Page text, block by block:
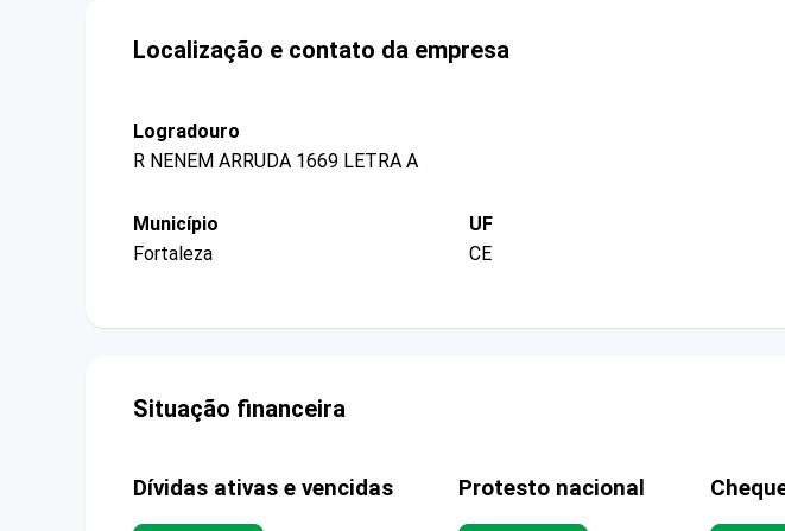
Localização e contato da empresa
Logradouro
R NENEM ARRUDA 1669 LETRA A
Município
Fortaleza
UF
CE
Situação financeira
Dívidas ativas e vencidas Protesto nacional